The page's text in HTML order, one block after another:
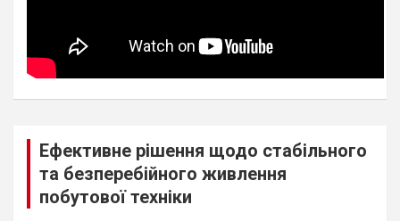
Ефективне рішення щодо стабільного
та безперебійного живлення
побутової техніки